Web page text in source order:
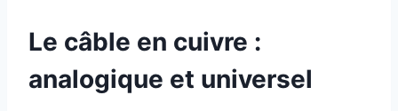
Le câble en cuivre :
analogique et universel